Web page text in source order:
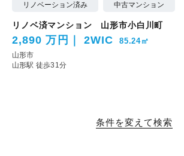
リノベーション済み 中古マンション
リノベ済マンション 山形市小白川町
2,890 万円 2WIC 85.24㎡
山形市
山形駅 徒歩31分
条件を変えて検索